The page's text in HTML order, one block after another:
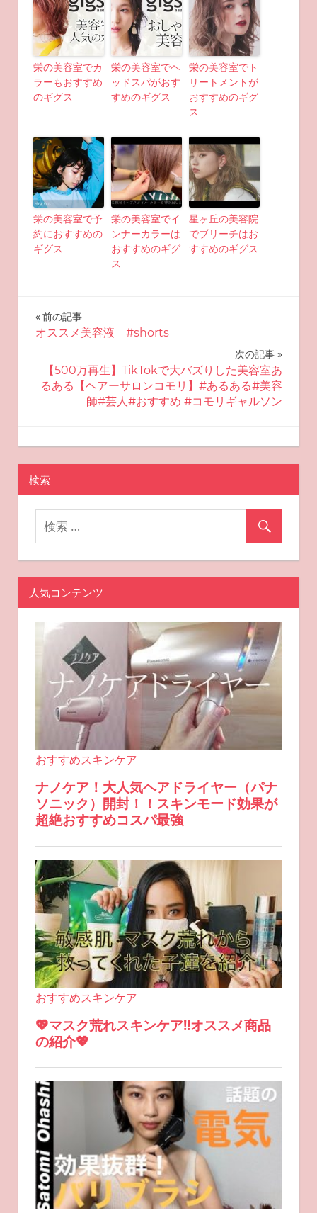
栄の美容室でカ
ラーもおすすめ
のギグス
栄の美容室でヘ
ッドスパがおす
すめのギグス
栄の美容室でト
リートメントが
おすすめのギグ
ス
栄の美容室で予
約におすすめの
ギグス
栄の美容室でイ
ンナーカラーは
おすすめのギグ
ス
星ヶ丘の美容院
でブリーチはお
すすめのギグス
投
ナ
ー
シ
ョ
ン
前の記事
オススメ美容液 #shorts
次の記事
【500万再生】TikTokで大バズりした美容室あ
るある【ヘアーサロンコモリ】#あるある#美容
師#芸人#おすすめ #コモリギャルソン
2022-09-14
miyu
おすすめ美容
検索
人気コンテンツ